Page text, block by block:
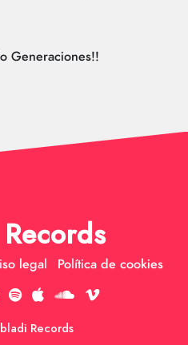
Generaciones!!
legal Política de cookies
Records